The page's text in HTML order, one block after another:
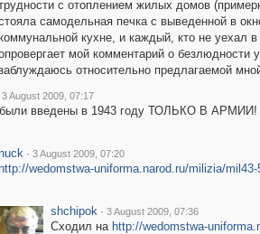
с отоплением жилых домов
самодельная печка с выведенной в
кухне, и каждый, кто не уехал
мой комментарий о безлюдности
относительно предлагаемой
3 August 2009, 07:17
введены в 1943 году ТОЛЬКО В
huck · 3 August 2009, 07:20
http://wedomstwa-uniforma.narod.ru/milizia/mil43-
shchipok · 3 August 2009, 07:36
Сходил на http://wedomstwa-